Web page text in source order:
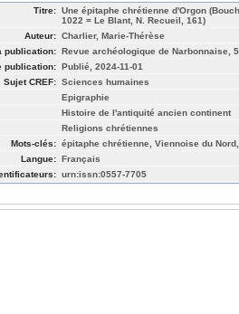
Titre: Une épitaphe chrétienne d'Orgon
1022 = Le Blant, N. Recueil, 161)
Auteur: Charlier, Marie-Thérèse
publication: Revue archéologique de Narbonnaise,
publication: Publié, 2024-11-01
Sujet CREF: Sciences humaines
Epigraphie
Histoire de l'antiquité ancien continent
Religions chrétiennes
Mots-clés: épitaphe chrétienne, Viennoise du
Langue: Français
urn:issn:0557-7705